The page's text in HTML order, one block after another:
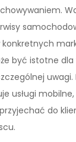
konkretnych
być istotne dla
uwagi.
usługi
do